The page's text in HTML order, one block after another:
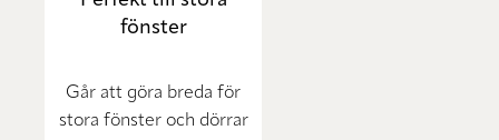
fönster
Går att göra breda för
stora fönster och dörrar